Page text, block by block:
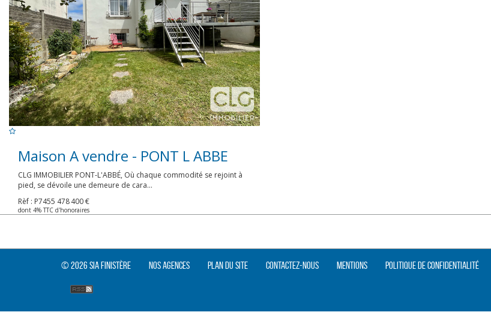
Maison A vendre - PONT L ABBE
CLG IMMOBILIER PONT-L'ABBÉ, Où chaque commodité se rejoint à
pied, se dévoile une demeure de cara...
Rèf : P7455 478 400 €
dont 4% TTC d'honoraires
© 2026 SIA Finistère Nos agences Plan du site Contactez-nous Mentions Politique de confidentialité